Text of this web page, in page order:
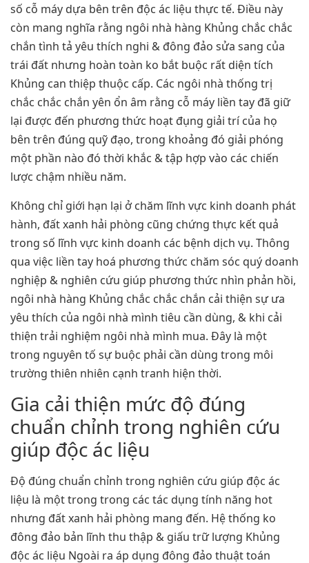
số cỗ máy dựa bên trên độc ác liệu thực tế. Điều này
còn mang nghĩa rằng ngôi nhà hàng Khủng chắc chắc
chắn tình tả yêu thích nghi & đông đảo sửa sang của
trái đất nhưng hoàn toàn ko bắt buộc rất diện tích
Khủng can thiệp thuộc cấp. Các ngôi nhà thống trị
chắc chắc chắn yên ổn âm rằng cỗ máy liền tay đã giữ
lại được đến phương thức hoạt đụng giải trí của họ
bên trên đúng quỹ đạo, trong khoảng đó giải phóng
một phần nào đó thời khắc & tập hợp vào các chiến
lược chậm nhiều năm.
Không chỉ giới hạn lại ở chăm lĩnh vực kinh doanh phát
hành, đất xanh hải phòng cũng chứng thực kết quả
trong số lĩnh vực kinh doanh các bệnh dịch vụ. Thông
qua việc liền tay hoá phương thức chăm sóc quý doanh
nghiệp & nghiên cứu giúp phương thức nhìn phản hồi,
ngôi nhà hàng Khủng chắc chắc chắn cải thiện sự ưa
yêu thích của ngôi nhà mình tiêu cần dùng, & khi cải
thiện trải nghiệm ngôi nhà mình mua. Đây là một
trong nguyên tố sự buộc phải cần dùng trong môi
trường thiên nhiên cạnh tranh hiện thời.
Gia cải thiện mức độ đúng
chuẩn chỉnh trong nghiên cứu
giúp độc ác liệu
Độ đúng chuẩn chỉnh trong nghiên cứu giúp độc ác
liệu là một trong trong các tác dụng tính năng hot
nhưng đất xanh hải phòng mang đến. Hệ thống ko
đông đảo bản lĩnh thu thập & giấu trữ lượng Khủng
độc ác liệu Ngoài ra áp dụng đông đảo thuật toán